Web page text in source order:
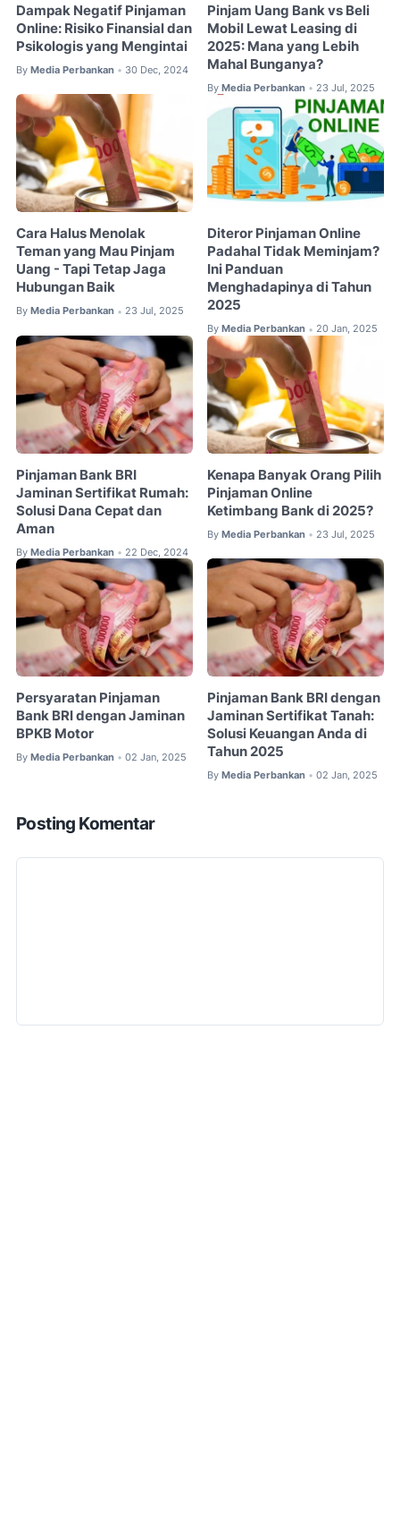
Dampak Negatif Pinjaman
Online: Risiko Finansial dan
Psikologis yang Mengintai
By Media Perbankan • 30 Dec, 2024
Pinjam Uang Bank vs Beli
Mobil Lewat Leasing di
2025: Mana yang Lebih
Mahal Bunganya?
By Media Perbankan • 23 Jul, 2025
Cara Halus Menolak
Teman yang Mau Pinjam
Uang - Tapi Tetap Jaga
Hubungan Baik
By Media Perbankan • 23 Jul, 2025
Diteror Pinjaman Online
Padahal Tidak Meminjam?
Ini Panduan
Menghadapinya di Tahun
2025
By Media Perbankan • 20 Jan, 2025
Pinjaman Bank BRI
Jaminan Sertifikat Rumah:
Solusi Dana Cepat dan
Aman
By Media Perbankan • 22 Dec, 2024
Kenapa Banyak Orang Pilih
Pinjaman Online
Ketimbang Bank di 2025?
By Media Perbankan • 23 Jul, 2025
Persyaratan Pinjaman
Bank BRI dengan Jaminan
BPKB Motor
By Media Perbankan • 02 Jan, 2025
Pinjaman Bank BRI dengan
Jaminan Sertifikat Tanah:
Solusi Keuangan Anda di
Tahun 2025
By Media Perbankan • 02 Jan, 2025
Posting Komentar